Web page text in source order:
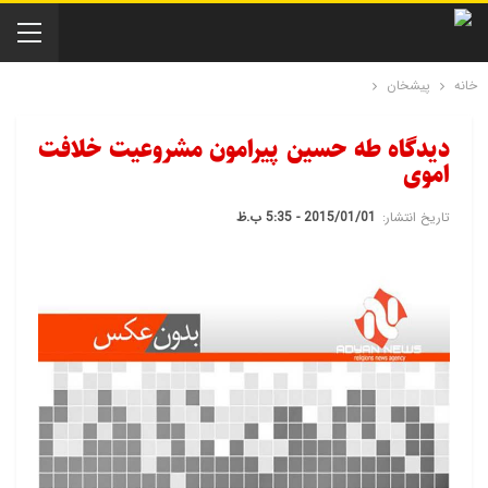
خانه پیشخان
دیدگاه طه حسین پیرامون مشروعیت خلافت
اموی
تاریخ انتشار: 2015/01/01 - 5:35 ب.ظ